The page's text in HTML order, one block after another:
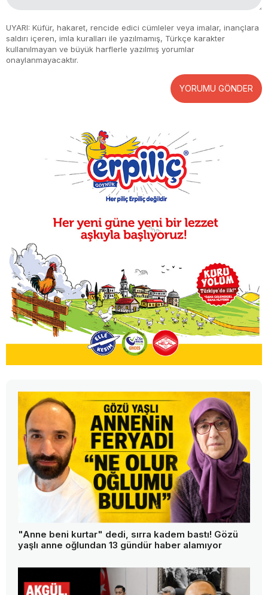
UYARI: Küfür, hakaret, rencide edici cümleler veya imalar, inançlara
saldırı içeren, imla kuralları ile yazılmamış, Türkçe karakter
kullanılmayan ve büyük harflerle yazılmış yorumlar
onaylanmayacaktır.
YORUMU GÖNDER
"Anne beni kurtar" dedi, sırra kadem bastı! Gözü
yaşlı anne oğlundan 13 gündür haber alamıyor